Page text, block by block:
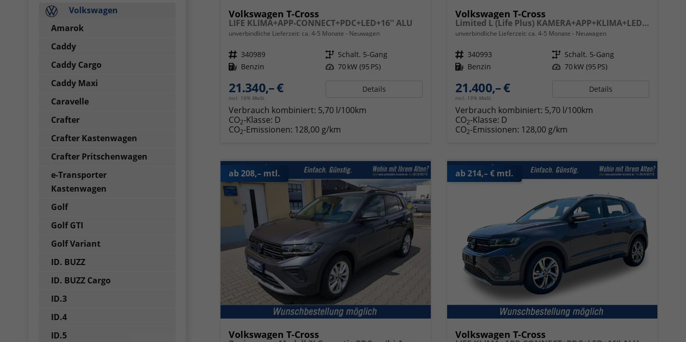
Volkswagen T-Cross
LIFE KLIMA+APP-CONNECT+PDC+LED+16'' ALU
unverbindliche Lieferzeit: ca. 4-5 Monate Neuwagen
Fahrzeugnr. 340989 Getriebe Schalt. 5-Gang
Kraftstoff Benzin Leistung 70 kW (95 PS)
21.340,– €
incl. 19% MwSt.
Details
Verbrauch kombiniert: 5,70 l/100km
CO2-Klasse: D
CO2-Emissionen: 128,00 g/km
Volkswagen T-Cross
Limited L (Life Plus) KAMERA+APP+KLIMA+LED+17'' ALU
unverbindliche Lieferzeit: ca. 4-5 Monate Neuwagen
Fahrzeugnr. 340993 Getriebe Schalt. 5-Gang
Kraftstoff Benzin Leistung 70 kW (95 PS)
21.400,– €
incl. 19% MwSt.
Details
Verbrauch kombiniert: 5,70 l/100km
CO2-Klasse: D
CO2-Emissionen: 128,00 g/km
ab 208,– mtl.
Volkswagen T-Cross
ab 214,– € mtl.
Volkswagen T-Cross
Volkswagen
Amarok
Caddy
Caddy Cargo
Caddy Maxi
Caravelle
Crafter
Crafter Kastenwagen
Crafter Pritschenwagen
e-Transporter
Kastenwagen
Golf
Golf GTI
Golf Variant
ID. BUZZ
ID. BUZZ Cargo
ID.3
ID.4
ID.5